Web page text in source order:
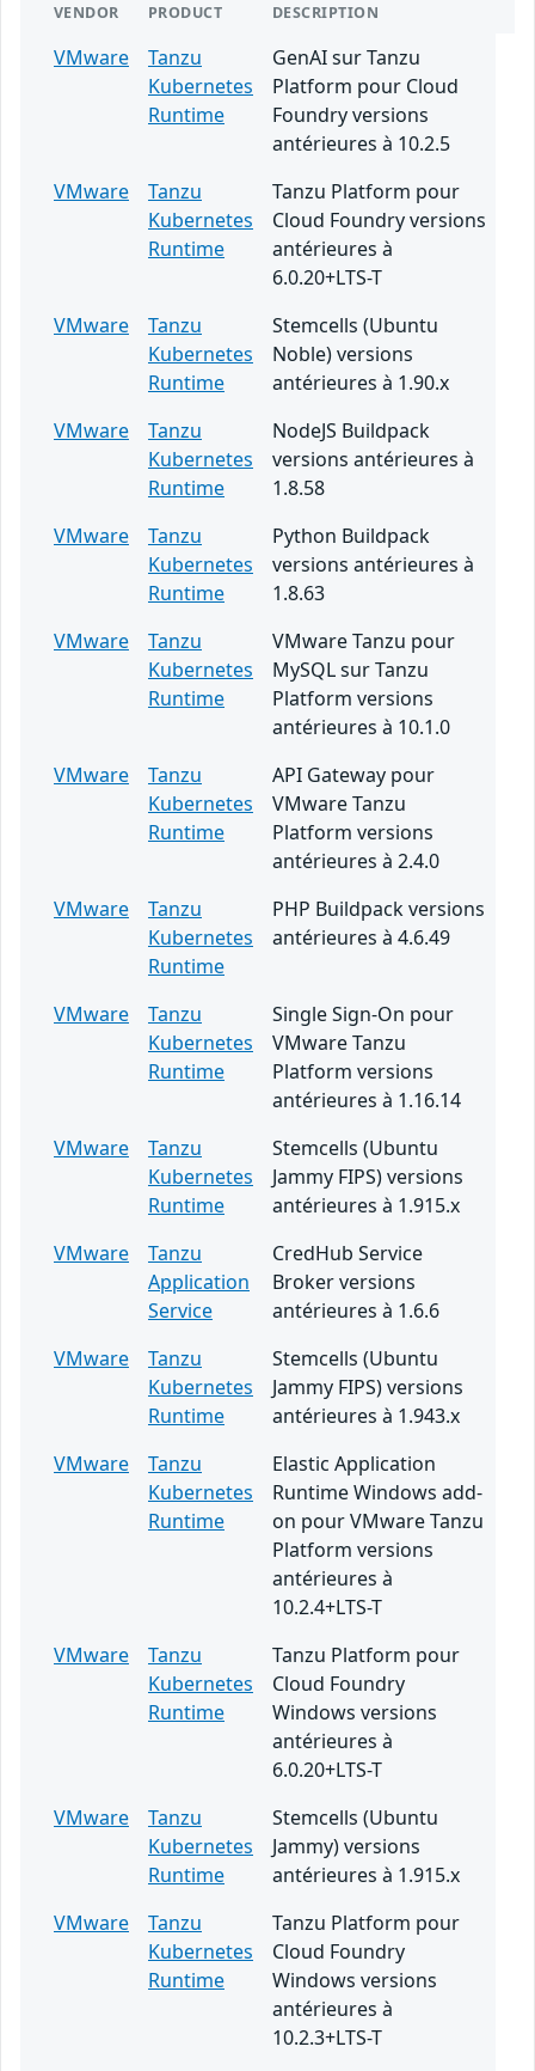
VENDOR PRODUCT DESCRIPTION
VMware
Tanzu
Kubernetes
Runtime
GenAI sur Tanzu
Platform pour Cloud
Foundry versions
antérieures à 10.2.5
VMware
Tanzu
Kubernetes
Runtime
Tanzu Platform pour
Cloud Foundry versions
antérieures à
6.0.20+LTS-T
VMware
Tanzu
Kubernetes
Runtime
Stemcells (Ubuntu
Noble) versions
antérieures à 1.90.x
VMware
Tanzu
Kubernetes
Runtime
NodeJS Buildpack
versions antérieures à
1.8.58
VMware
Tanzu
Kubernetes
Runtime
Python Buildpack
versions antérieures à
1.8.63
VMware
Tanzu
Kubernetes
Runtime
VMware Tanzu pour
MySQL sur Tanzu
Platform versions
antérieures à 10.1.0
VMware
Tanzu
Kubernetes
Runtime
API Gateway pour
VMware Tanzu
Platform versions
antérieures à 2.4.0
VMware
Tanzu
Kubernetes
Runtime
PHP Buildpack versions
antérieures à 4.6.49
VMware
Tanzu
Kubernetes
Runtime
Single Sign-On pour
VMware Tanzu
Platform versions
antérieures à 1.16.14
VMware
Tanzu
Kubernetes
Runtime
Stemcells (Ubuntu
Jammy FIPS) versions
antérieures à 1.915.x
VMware
Tanzu
Application
Service
CredHub Service
Broker versions
antérieures à 1.6.6
VMware
Tanzu
Kubernetes
Runtime
Stemcells (Ubuntu
Jammy FIPS) versions
antérieures à 1.943.x
VMware
Tanzu
Kubernetes
Runtime
Elastic Application
Runtime Windows add-
on pour VMware Tanzu
Platform versions
antérieures à
10.2.4+LTS-T
VMware
Tanzu
Kubernetes
Runtime
Tanzu Platform pour
Cloud Foundry
Windows versions
antérieures à
6.0.20+LTS-T
VMware
Tanzu
Kubernetes
Runtime
Stemcells (Ubuntu
Jammy) versions
antérieures à 1.915.x
VMware
Tanzu
Kubernetes
Runtime
Tanzu Platform pour
Cloud Foundry
Windows versions
antérieures à
10.2.3+LTS-T